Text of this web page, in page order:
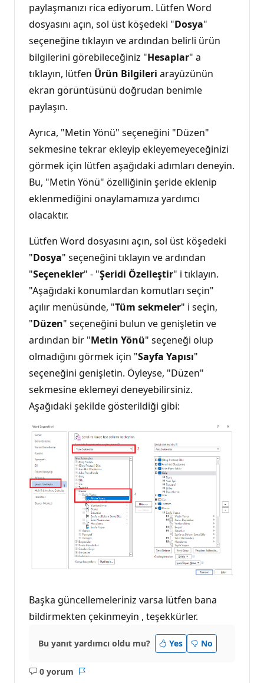
paylaşmanızı rica ediyorum. Lütfen Word
dosyasını açın, sol üst köşedeki "Dosya"
seçeneğine tıklayın ve ardından belirli ürün
bilgilerini görebileceğiniz "Hesaplar" a
tıklayın, lütfen Ürün Bilgileri arayüzünün
ekran görüntüsünü doğrudan benimle
paylaşın.
Ayrıca, "Metin Yönü" seçeneğini "Düzen"
sekmesine tekrar ekleyip ekleyemeyeceğinizi
görmek için lütfen aşağıdaki adımları deneyin.
Bu, "Metin Yönü" özelliğinin şeride eklenip
eklenmediğini onaylamamıza yardımcı
olacaktır.
Lütfen Word dosyasını açın, sol üst köşedeki
"Dosya" seçeneğini tıklayın ve ardından
"Seçenekler" - "Şeridi Özelleştir" i tıklayın.
"Aşağıdaki konumlardan komutları seçin"
açılır menüsünde, "Tüm sekmeler" i seçin,
"Düzen" seçeneğini bulun ve genişletin ve
ardından bir "Metin Yönü" seçeneği olup
olmadığını görmek için "Sayfa Yapısı"
seçeneğini genişletin. Öyleyse, "Düzen"
sekmesine eklemeyi deneyebilirsiniz.
Aşağıdaki şekilde gösterildiği gibi:
Başka güncellemeleriniz varsa lütfen bana
bildirmekten çekinmeyin , teşekkürler.
Bu yanıt yardımcı oldu mu? Yes No
0 yorum
Açıklama